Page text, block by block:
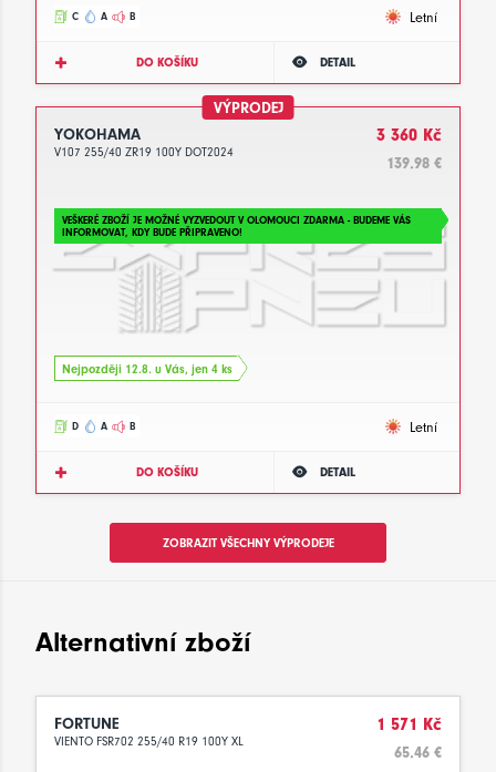
C A B Letní
DO KOŠÍKU DETAIL
VÝPRODEJ
YOKOHAMA
V107 255/40 ZR19 100Y DOT2024
3 360 Kč
139.98 €
VEŠKERÉ ZBOŽÍ JE MOŽNÉ VYZVEDOUT V OLOMOUCI ZDARMA - BUDEME VÁS
INFORMOVAT, KDY BUDE PŘIPRAVENO!
Nejpozději 12.8. u Vás, jen 4 ks
D A B Letní
DO KOŠÍKU DETAIL
ZOBRAZIT VŠECHNY VÝPRODEJE
Alternativní zboží
FORTUNE
VIENTO FSR702 255/40 R19 100Y XL
1 571 Kč
65.46 €